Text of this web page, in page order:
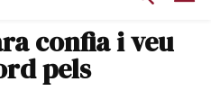
confia i veu
pels